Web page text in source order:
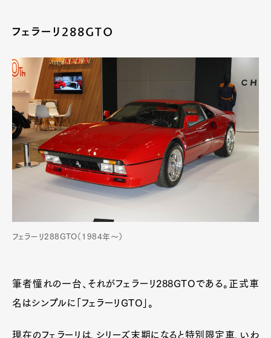
フェラーリ288GTO
フェラーリ288GTO（1984年〜）
筆者憧れの一台、それがフェラーリ288GTOである。正式車
名はシンプルに「フェラーリGTO」。
現在のフェラーリは、シリーズ末期になると特別限定車、いわ